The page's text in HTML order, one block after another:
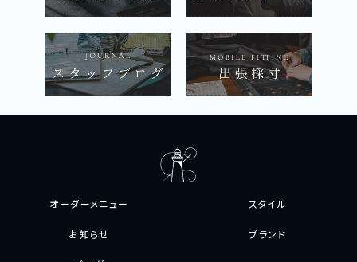
オーダーメニュー
お知らせ
スタイル
ブランド